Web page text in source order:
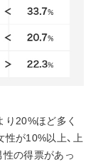
り20%ほど多く
性が10%以上、上
性の得票があっ